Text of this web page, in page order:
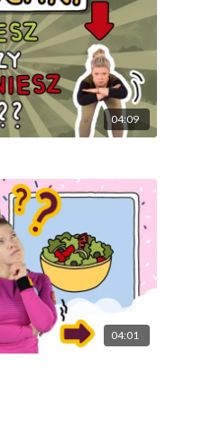
04:09
04:01